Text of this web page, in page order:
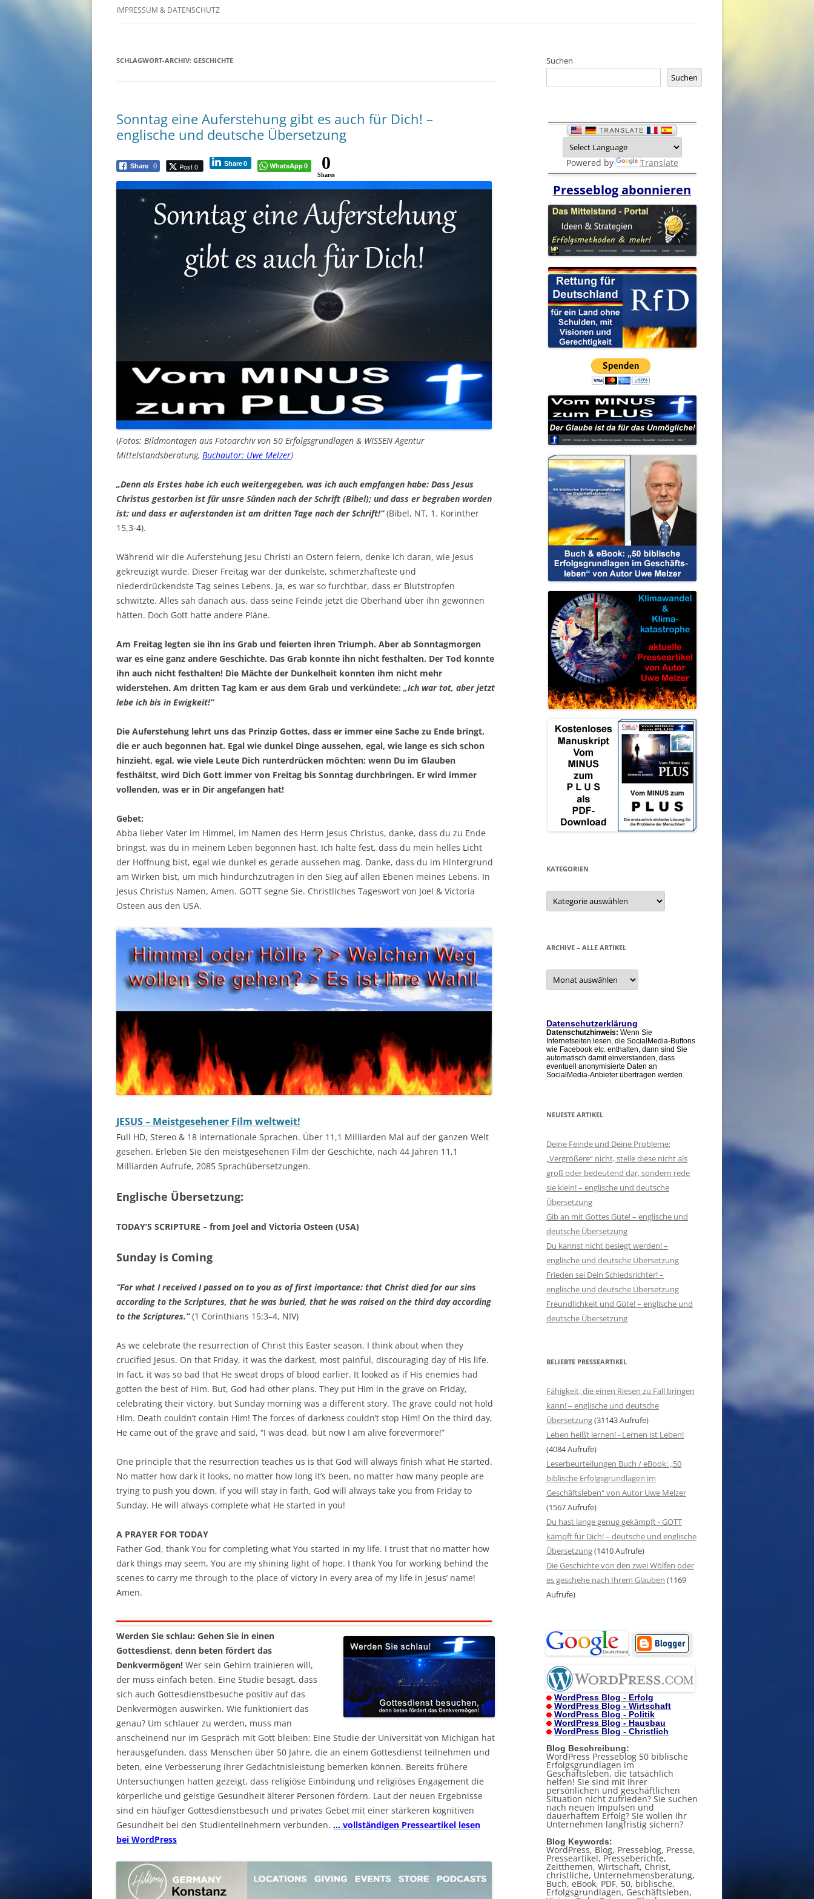
IMPRESSUM & DATENSCHUTZ
SCHLAGWORT-ARCHIV: GESCHICHTE
Sonntag eine Auferstehung gibt es auch für Dich! –
englische und deutsche Übersetzung
Share 0 Post 0 Share0 WhatsApp0 0
Shares
(Fotos: Bildmontagen aus Fotoarchiv von 50 Erfolgsgrundlagen & WISSEN Agentur
Mittelstandsberatung, Buchautor: Uwe Melzer)
„Denn als Erstes habe ich euch weitergegeben, was ich auch empfangen habe: Dass Jesus
Christus gestorben ist für unsre Sünden nach der Schrift (Bibel); und dass er begraben worden
ist; und dass er auferstanden ist am dritten Tage nach der Schrift!“(Bibel, NT, 1. Korinther
15,3-4).
Während wir die Auferstehung Jesu Christi an Ostern feiern, denke ich daran, wie Jesus
gekreuzigt wurde. Dieser Freitag war der dunkelste, schmerzhafteste und
niederdrückendste Tag seines Lebens. Ja, es war so furchtbar, dass er Blutstropfen
schwitzte. Alles sah danach aus, dass seine Feinde jetzt die Oberhand über ihn gewonnen
hätten. Doch Gott hatte andere Pläne.
Am Freitag legten sie ihn ins Grab und feierten ihren Triumph. Aber ab Sonntagmorgen
war es eine ganz andere Geschichte. Das Grab konnte ihn nicht festhalten. Der Tod konnte
ihn auch nicht festhalten! Die Mächte der Dunkelheit konnten ihm nicht mehr
widerstehen. Am dritten Tag kam er aus dem Grab und verkündete: „Ich war tot, aber jetzt
lebe ich bis in Ewigkeit!“
Die Auferstehung lehrt uns das Prinzip Gottes, dass er immer eine Sache zu Ende bringt,
die er auch begonnen hat. Egal wie dunkel Dinge aussehen, egal, wie lange es sich schon
hinzieht, egal, wie viele Leute Dich runterdrücken möchten; wenn Du im Glauben
festhältst, wird Dich Gott immer von Freitag bis Sonntag durchbringen. Er wird immer
vollenden, was er in Dir angefangen hat!
Gebet:
Abba lieber Vater im Himmel, im Namen des Herrn Jesus Christus, danke, dass du zu Ende
bringst, was du in meinem Leben begonnen hast. Ich halte fest, dass du mein helles Licht
der Hoffnung bist, egal wie dunkel es gerade aussehen mag. Danke, dass du im Hintergrund
am Wirken bist, um mich hindurchzutragen in den Sieg auf allen Ebenen meines Lebens. In
Jesus Christus Namen, Amen. GOTT segne Sie. Christliches Tageswort von Joel & Victoria
Osteen aus den USA.
JESUS – Meistgesehener Film weltweit!
Full HD, Stereo & 18 internationale Sprachen. Über 11,1 Milliarden Mal auf der ganzen Welt
gesehen. Erleben Sie den meistgesehenen Film der Geschichte, nach 44 Jahren 11,1
Milliarden Aufrufe, 2085 Sprachübersetzungen.
Englische Übersetzung:
TODAY’S SCRIPTURE – from Joel and Victoria Osteen (USA)
Sunday is Coming
“For what I received I passed on to you as of first importance: that Christ died for our sins
according to the Scriptures, that he was buried, that he was raised on the third day according
to the Scriptures.”(1 Corinthians 15:3–4, NIV)
As we celebrate the resurrection of Christ this Easter season, I think about when they
crucified Jesus. On that Friday, it was the darkest, most painful, discouraging day of His life.
In fact, it was so bad that He sweat drops of blood earlier. It looked as if His enemies had
gotten the best of Him. But, God had other plans. They put Him in the grave on Friday,
celebrating their victory, but Sunday morning was a different story. The grave could not hold
Him. Death couldn’t contain Him! The forces of darkness couldn’t stop Him! On the third day,
He came out of the grave and said, “I was dead, but now I am alive forevermore!”
One principle that the resurrection teaches us is that God will always finish what He started.
No matter how dark it looks, no matter how long it’s been, no matter how many people are
trying to push you down, if you will stay in faith, God will always take you from Friday to
Sunday. He will always complete what He started in you!
A PRAYER FOR TODAY
Father God, thank You for completing what You started in my life. I trust that no matter how
dark things may seem, You are my shining light of hope. I thank You for working behind the
scenes to carry me through to the place of victory in every area of my life in Jesus’ name!
Amen.
Werden Sie schlau: Gehen Sie in einen
Gottesdienst, denn beten fördert das
Denkvermögen! Wer sein Gehirn trainieren will,
der muss einfach beten. Eine Studie besagt, dass
sich auch Gottesdienstbesuche positiv auf das
Denkvermögen auswirken. Wie funktioniert das
genau? Um schlauer zu werden, muss man
anscheinend nur im Gespräch mit Gott bleiben: Eine Studie der Universität von Michigan hat
herausgefunden, dass Menschen über 50 Jahre, die an einem Gottesdienst teilnehmen und
beten, eine Verbesserung ihrer Gedächtnisleistung bemerken können. Bereits frühere
Untersuchungen hatten gezeigt, dass religiöse Einbindung und religiöses Engagement die
körperliche und geistige Gesundheit älterer Personen fördern. Laut der neuen Ergebnisse
sind ein häufiger Gottesdienstbesuch und privates Gebet mit einer stärkeren kognitiven
Gesundheit bei den Studienteilnehmern verbunden. … vollständigen Presseartikel lesen
bei WordPress
Suchen
Suchen
Powered by Translate
Presseblog abonnieren
KATEGORIEN
Kategorien
ARCHIVE – ALLE ARTIKEL
Archive
alle
Datenschutzerklärung
Datenschutzhinweis: Wenn Sie
Internetseiten lesen, die SocialMedia-Buttons
wie Facebook etc. enthalten, dann sind Sie
automatisch damit einverstanden, dass
eventuell anonymisierte Daten an
SocialMedia-Anbieter übertragen werden.
NEUESTE ARTIKEL
Deine Feinde und Deine Probleme:
„Vergrößere“ nicht, stelle diese nicht als
groß oder bedeutend dar, sondern rede
sie klein! – englische und deutsche
Übersetzung
Gib an mit Gottes Güte! – englische und
deutsche Übersetzung
Du kannst nicht besiegt werden! –
englische und deutsche Übersetzung
Frieden sei Dein Schiedsrichter! –
englische und deutsche Übersetzung
Freundlichkeit und Güte! – englische und
deutsche Übersetzung
BELIEBTE PRESSEARTIKEL
Fähigkeit, die einen Riesen zu Fall bringen
kann! – englische und deutsche
Übersetzung(31143 Aufrufe)
Leben heißt lernen! - Lernen ist Leben!
(4084 Aufrufe)
Leserbeurteilungen Buch / eBook: „50
biblische Erfolgsgrundlagen im
Geschäftsleben“ von Autor Uwe Melzer
(1567 Aufrufe)
Du hast lange genug gekämpft - GOTT
kämpft für Dich! – deutsche und englische
Übersetzung(1410 Aufrufe)
Die Geschichte von den zwei Wölfen oder
es geschehe nach Ihrem Glauben (1169
Aufrufe)
.
WordPress Blog - Erfolg
WordPress Blog - Wirtschaft
WordPress Blog - Politik
WordPress Blog - Hausbau
WordPress Blog - Christlich
Blog Beschreibung:
WordPress Presseblog 50 biblische
Erfolgsgrundlagen im
Geschäftsleben, die tatsächlich
helfen! Sie sind mit Ihrer
persönlichen und geschäftlichen
Situation nicht zufrieden? Sie suchen
nach neuen Impulsen und
dauerhaftem Erfolg? Sie wollen Ihr
Unternehmen langfristig sichern?
Blog Keywords:
WordPress, Blog, Presseblog, Presse,
Presseartikel, Presseberichte,
Zeitthemen, Wirtschaft, Christ,
christliche, Unternehmensberatung,
Buch, eBook, PDF, 50, biblische,
Erfolgsgrundlagen, Geschäftsleben,